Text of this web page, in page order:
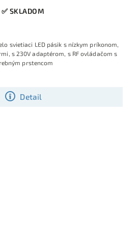
✅ SKLADOM
Detail
svietiaci LED pásik s nízkym príkonom,
s 230V adaptérom, s RF ovládačom s
prstencom